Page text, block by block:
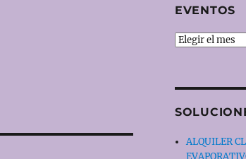
EVENTOS
EVENTOS
ALQUILER